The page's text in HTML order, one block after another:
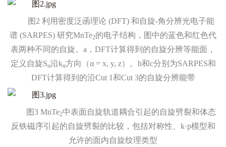
图2 利用密度泛函理论 (DFT) 和自旋-角分辨光电子能
谱 (SARPES) 研究MnTe2的电子结构，图中的蓝色和红色代
表两种不同的自旋。a，DFT计算得到的自旋分辨等能面，
定义自旋Sα沿kα方向（α = x, y, z）。b和c分别为SARPES和
DFT计算得到的沿Cut 1和Cut 3的自旋分辨能带
图3 MnTe2中表面自旋轨道耦合引起的自旋劈裂和体态
反铁磁序引起的自旋劈裂的比较，包括对称性、k·p模型和
允许的面内自旋纹理类型